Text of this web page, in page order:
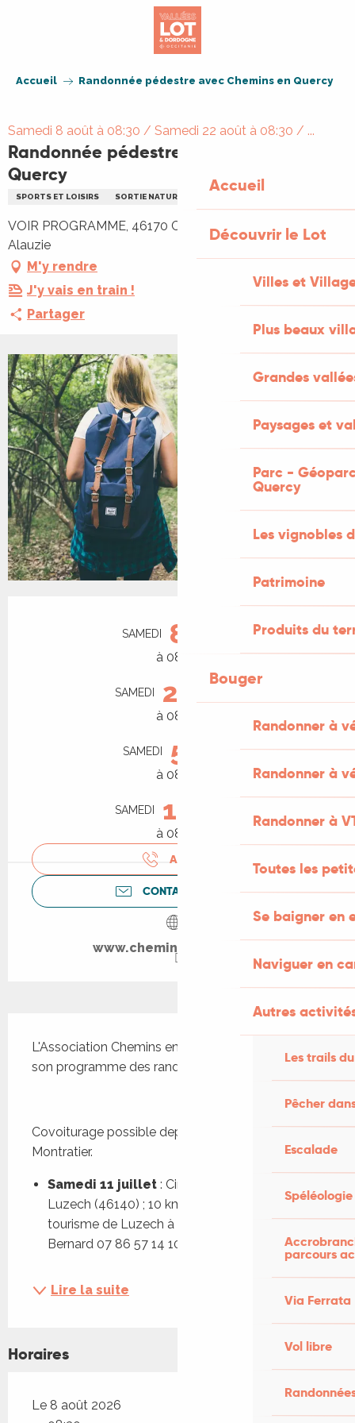
Accueil
Découvrir le Lot
Villes et
Plus beaux
Grandes
Paysages et
Parc -
Quercy
Les vignobles
Patrimoine
Produits du
Bouger
Randonner à
Randonner à
Randonner à
Toutes les
Se baigner en
Naviguer en
Autres
Les trails
Pêcher
Escalade
Spéléologie
parcours
Via Ferrata
Vol libre
Accueil Randonnée pédestre avec Chemins en Quercy
Samedi 8 août à 08:30 / Samedi 22 août à 08:30 / ...
Randonnée pédestre avec Chemins en
Quercy
SPORTS ET LOISIRS SORTIE NATURE
VOIR PROGRAMME, 46170 Castelnau Montratier-Sainte
Alauzie
M'y rendre
J'y vais en train !
Partager
Ouverture et coordonnées
SAMEDI 8
à 08:30
SAMEDI 22
à 08:30
SAMEDI 5 SEPTEMBRE
à 08:30
SAMEDI 19
à 08:30
APPELER
CONTACTEZ-NOUS
www.cheminsenquercy.fr
L'Association Chemins en Quercy vous propose
son programme des randonnées pour l'été 2026 !
Covoiturage possible depuis Castelnau
Montratier.
Samedi 11 juillet : Circuit de l’Oppidum à
Luzech (46140) ; 10 km. Départ de l’Office de
tourisme de Luzech à 8h15 / 8h30 - Contact :
Bernard 07 86 57 14 10...
Lire la suite
Horaires
Le 8 août 2026